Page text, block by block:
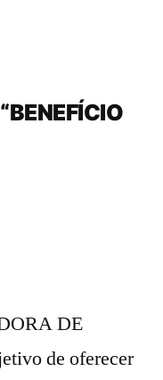
DE
de oferecer